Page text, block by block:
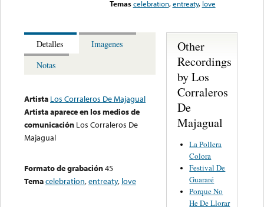
Temas celebration,entreaty, love
Detalles
Imagenes
Notas
Artista Los Corraleros De Majagual
Artista aparece en los medios de
comunicación Los Corraleros De
Majagual
Formato de grabación45
Temacelebration,entreaty, love
Other
Recordings
by Los
Corraleros
De
Majagual
La Pollera
Colora
Festival De
Guararé
Porque No
He De Llorar